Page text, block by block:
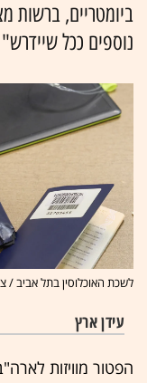
ביומטריים, ברשות
נוספים ככל שיידרש"
לשכת האוכלוסין בתל אביב /
עידן ארץ
הפטור מוויזות